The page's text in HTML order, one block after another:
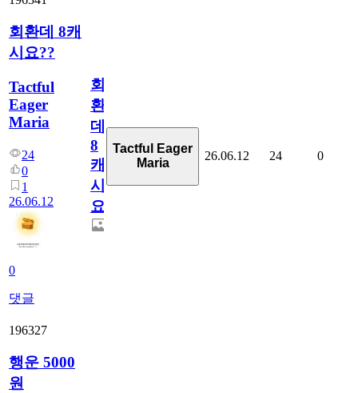
회환데 8캐
시요??
Tactful
Eager
Maria
24
0
1
26.06.12
0
댓글
회
환
데
8
캐
시
요??
Tactful Eager
Maria
26.06.12 24 0
196327
행운 5000
원